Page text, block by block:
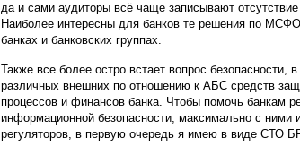
да и сами аудиторы всё чаще записывают
Наиболее интересны для банков те решения по
банках и банковских группах.
Также все более остро встает вопрос
различных внешних по отношению к АБС средств
процессов и финансов банка. Чтобы помочь банкам
информационной безопасности, максимально с
регуляторов, в первую очередь я имею в виде СТО